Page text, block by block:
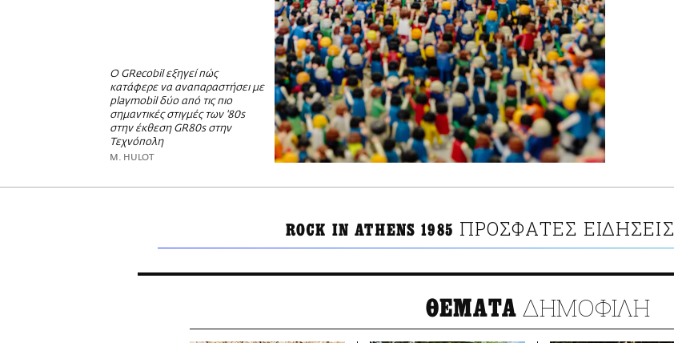
Ο GRecobil εξηγεί πώς
κατάφερε να αναπαραστήσει με
playmobil δύο από τις πιο
σημαντικές στιγμές των '80s
στην έκθεση GR80s στην
Τεχνόπολη
M. HULOT
ROCK IN ATHENS 1985 ΠΡΟΣΦΑΤΕΣ ΕΙΔΗΣΕΙΣ
ΘΕΜΑΤΑ ΔΗΜΟΦΙΛΗ